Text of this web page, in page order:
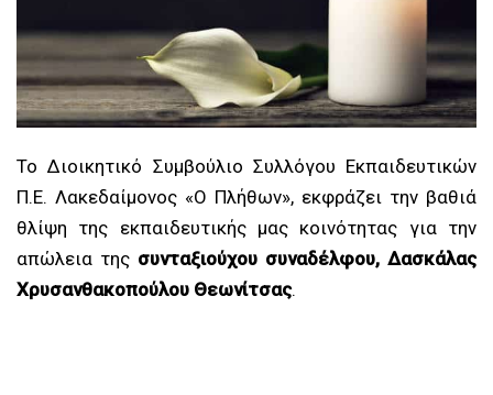
Το Διοικητικό Συμβούλιο Συλλόγου Εκπαιδευτικών
Π.Ε. Λακεδαίμονος «Ο Πλήθων», εκφράζει την βαθιά
θλίψη της εκπαιδευτικής μας κοινότητας για την
απώλεια της συνταξιούχου συναδέλφου, Δασκάλας
Χρυσανθακοπούλου Θεωνίτσας.